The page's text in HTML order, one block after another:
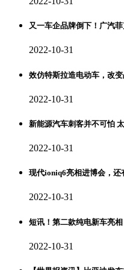
又一车企品牌倒下！广汽
2022-10-31
效仿特斯拉造电动车，改
2022-10-31
新能源汽车刺客并不可怕
2022-10-31
现代ioniq6亮相进博会，还
2022-10-31
短讯！第二款纯电新车亮
2022-10-31